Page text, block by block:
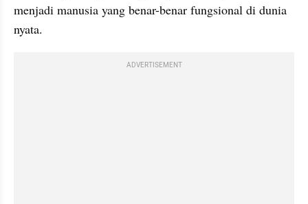
menjadi manusia yang benar-benar fungsional di dunia
nyata.
ADVERTISEMENT